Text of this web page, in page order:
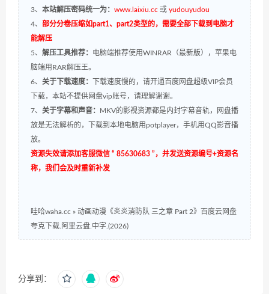
3、 本站解压密码统一为： www.laixiu.cc 或 yudouyudou
4、 部分分卷压缩如part1、part2类型的，需要全部下载到电脑才
能解压
5、 解压工具推荐： 电脑端推荐使用WINRAR（最新版），苹果电
脑端用RAR解压王。
6、 关于下载速度：
下载速度慢的，请开通百度网盘超级VIP会员
下载，本站不提供网盘vip账号，请理解谢谢。
7、 关于字幕和声音：
MKV的影视资源都是内封字幕音轨，网盘播
放是无法解析的，下载到本地电脑用potplayer，手机用QQ影音播
放。
资源失效请添加客服微信 “ 85630683 ”，并发送资源编号+资源名
称，我们会及时重新补发
哇哈waha.cc » 动画动漫《炎炎消防队 三之章 Part 2》百度云网盘
夸克下载.阿里云盘.中字.(2026)
分享到：